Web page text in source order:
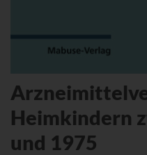
Heimkindern
und 1975